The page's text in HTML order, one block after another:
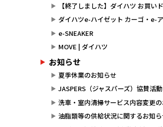
【終了しました】ダイハツ お買い
ダイハツe-ハイゼット カーゴ・e-
e-SNEAKER
MOVE | ダイハツ
お知らせ
夏季休業のお知らせ
JASPERS（ジャスパーズ）協賛活
洗車・室内清掃サービス内容変更
油脂類等の供給状況に関するお知